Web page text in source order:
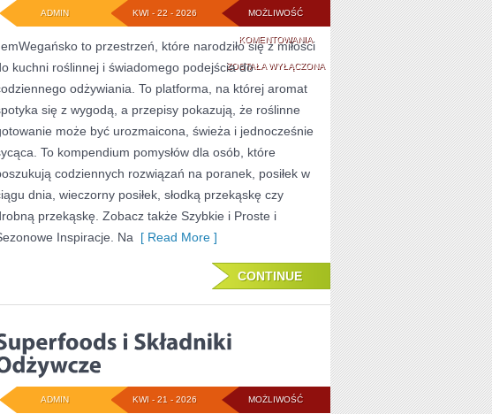
MOŻLIWOŚĆ
KOMENTOWANIADLA
DZIECI
ZOSTAŁA WYŁĄCZONA
KWI - 22 - 2026
ADMIN
to przestrzeń, które narodziło się z miłości
kuchni roślinnej i świadomego podejścia do
odżywiania. To platforma, na której aromat
się z wygodą, a przepisy pokazują, że roślinne
może być urozmaicona, świeża i jednocześnie
To kompendium pomysłów dla osób, które
codziennych rozwiązań na poranek, posiłek w
dnia, wieczorny posiłek, słodką przekąskę czy
przekąskę. Zobacz także Szybkie i Proste i
Inspiracje. Na [ Read More ]
CONTINUE
MOŻLIWOŚĆ
KWI - 21 - 2026
ADMIN